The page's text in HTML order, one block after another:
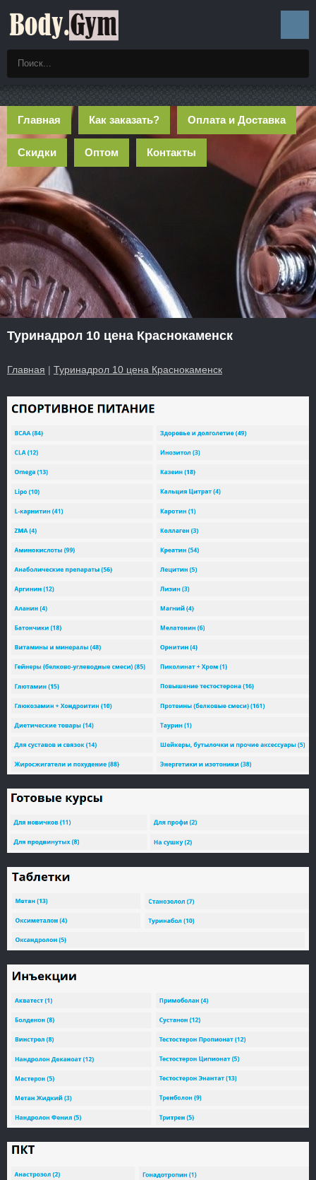
Главная Как заказать? Оплата и Доставка
Скидки Оптом Контакты
Туринадрол 10 цена Краснокаменск
Главная | Туринадрол 10 цена Краснокаменск